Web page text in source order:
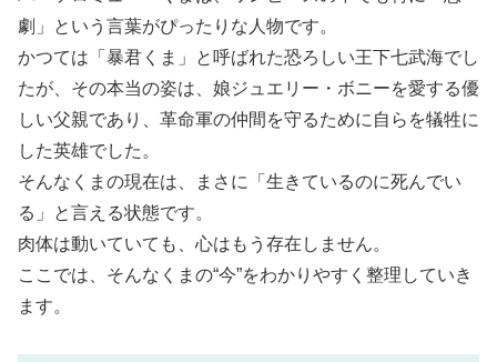
劇」という言葉がぴったりな人物です。
かつては「暴君くま」と呼ばれた恐ろしい王下七武海でし
たが、その本当の姿は、娘ジュエリー・ボニーを愛する優
しい父親であり、革命軍の仲間を守るために自らを犠牲に
した英雄でした。
そんなくまの現在は、まさに「生きているのに死んでい
る」と言える状態です。
肉体は動いていても、心はもう存在しません。
ここでは、そんなくまの“今”をわかりやすく整理していき
ます。